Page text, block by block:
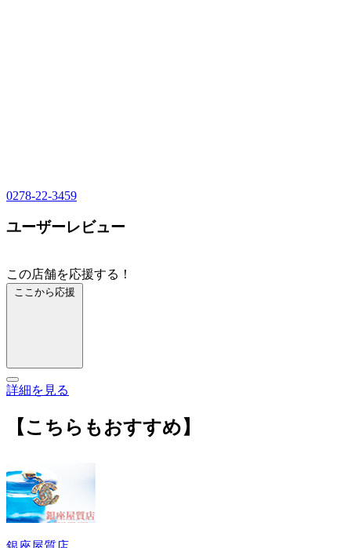
0278-22-3459
ユーザーレビュー
この店舗を応援する！
ここから応援
詳細を見る
【こちらもおすすめ】